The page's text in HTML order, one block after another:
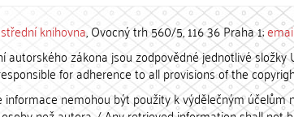
knihovna, Ovocný trh 560/5, 116 36 Praha 1;
autorského zákona jsou zodpovědné jednotlivé
for adherence to all provisions of the
informace nemohou být použity k výdělečným účelům